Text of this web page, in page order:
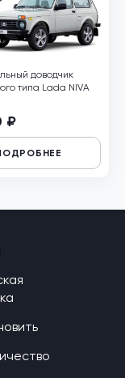
доводчик
типа Lada NIVA
₽